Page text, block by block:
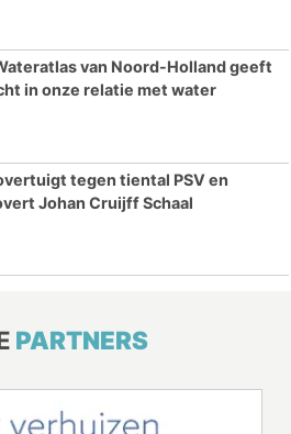
van Noord-Holland geeft
in onze relatie met water
tegen tiental PSV en
Johan Cruijff Schaal
PARTNERS